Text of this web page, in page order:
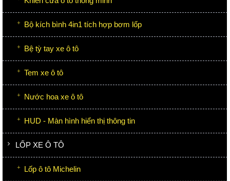
Bộ kích bình 4in1 tích hợp bơm lốp
Bệ tỳ tay xe ô tô
Tem xe ô tô
Nước hoa xe ô tô
HUD - Màn hình hiển thị thông tin
LỐP XE Ô TÔ
Lốp ô tô Michelin